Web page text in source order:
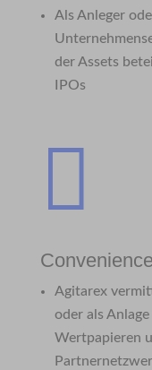
Als Anleger
der Assets
IPOs

Convenience
Agitarex
oder als
Wertpapieren